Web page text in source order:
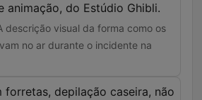
animação, do Estúdio Ghibli.
descrição visual da forma como os
no ar durante o incidente na
forretas, depilação caseira, não